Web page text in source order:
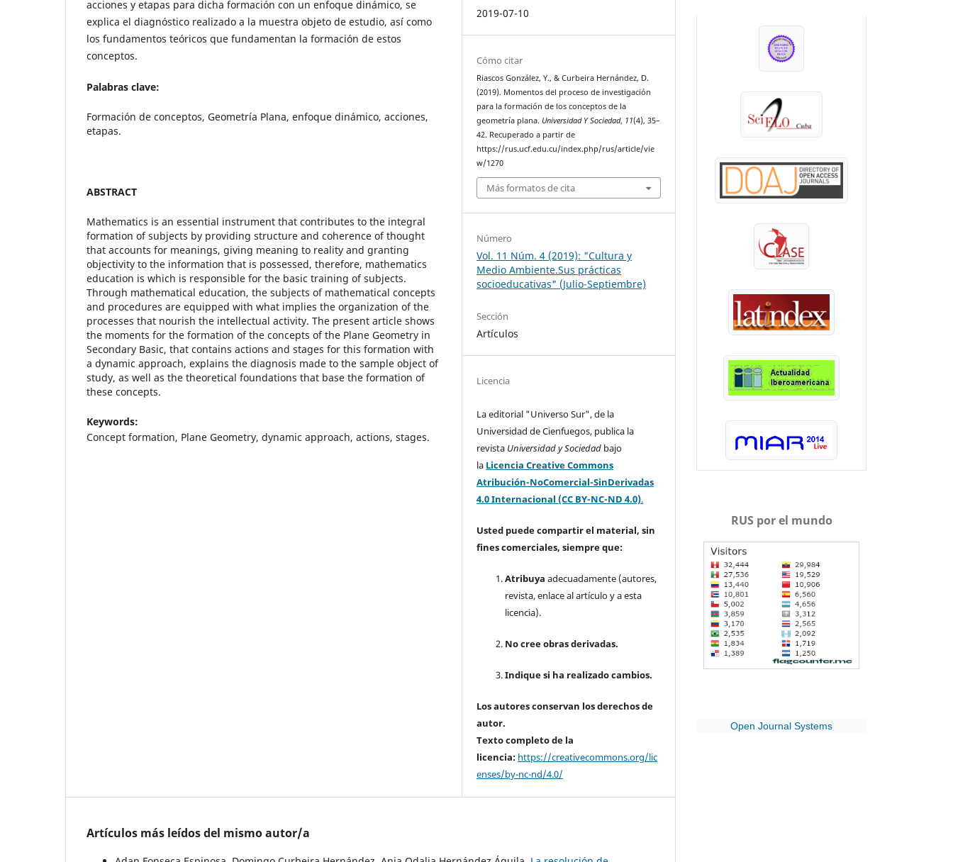
acciones y etapas para dicha formación con un enfoque dinámico, se
explica el diagnóstico realizado a la muestra objeto de estudio, así como
los fundamentos teóricos que fundamentan la formación de estos
conceptos.
Palabras clave:
Formación de conceptos, Geometría Plana, enfoque dinámico, acciones,
etapas.
ABSTRACT
Mathematics is an essential instrument that contributes to the integral
formation of subjects by providing structure and coherence of thought
that accounts for meanings, giving meaning to reality and granting
objectivity to the information that is possessed, therefore, mathematics
education is which is responsible for the basic training of subjects.
Through mathematical education, the subjects of mathematical concepts
and procedures are equipped with what implies the organization of the
processes that nourish the intellectual activity. The present article shows
the moments for the formation of the concepts of the Plane Geometry in
Secondary Basic, that contains actions and stages for this formation with
a dynamic approach, explains the diagnosis made to the sample object of
study, as well as the theoretical foundations that base the formation of
these concepts.
Keywords:
Concept formation, Plane Geometry, dynamic approach, actions, stages.
2019-07-10
Cómo citar
Riascos González, Y., & Curbeira Hernández, D.
(2019). Momentos del proceso de investigación
para la formación de los conceptos de la
geometría plana. Universidad Y Sociedad, 11(4), 35–
42. Recuperado a partir de
https://rus.ucf.edu.cu/index.php/rus/article/vie
w/1270
Más formatos de cita
Número
Vol. 11 Núm. 4 (2019): "Cultura y
Medio Ambiente.Sus prácticas
socioeducativas" (Julio-Septiembre)
Sección
Artículos
Licencia
La editorial "Universo Sur", de la
Universidad de Cienfuegos, publica la
revista Universidad y Sociedad bajo
la Licencia Creative Commons
Atribución-NoComercial-SinDerivadas
4.0 Internacional (CC BY-NC-ND 4.0).
Usted puede compartir el material, sin
fines comerciales, siempre que:
Atribuya adecuadamente (autores,
revista, enlace al artículo y a esta
licencia).
No cree obras derivadas.
Indique si ha realizado cambios.
Los autores conservan los derechos de
autor.
Texto completo de la
licencia: https://creativecommons.org/lic
enses/by-nc-nd/4.0/
Artículos más leídos del mismo autor/a
RUS por el mundo
Open Journal Systems